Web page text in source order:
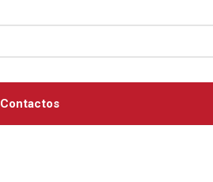
Contactos